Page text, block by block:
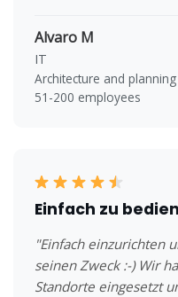
Alvaro M
IT
Architecture and planning
51-200 employees
Einfach zu
"Einfach einzurichten
seinen Zweck :-) Wir
Standorte eingesetzt